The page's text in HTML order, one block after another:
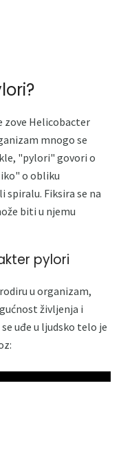
zove Helicobacter
mnogo se
"pylori" govori o
o obliku
Fiksira se na
biti u njemu
pylori
u organizam,
življenja i
uđe u ljudsko telo je